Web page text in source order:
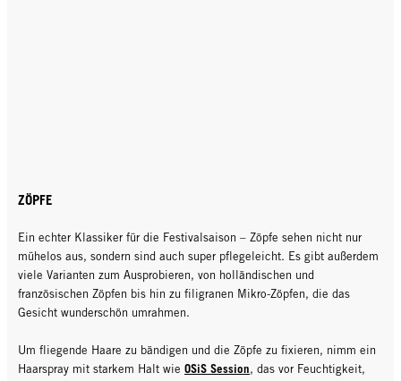
ZÖPFE
Ein echter Klassiker für die Festivalsaison – Zöpfe sehen nicht nur
mühelos aus, sondern sind auch super pflegeleicht. Es gibt außerdem
viele Varianten zum Ausprobieren, von holländischen und
französischen Zöpfen bis hin zu filigranen Mikro-Zöpfen, die das
Gesicht wunderschön umrahmen.
Um fliegende Haare zu bändigen und die Zöpfe zu fixieren, nimm ein
Haarspray mit starkem Halt wie OSiS Session, das vor Feuchtigkeit,